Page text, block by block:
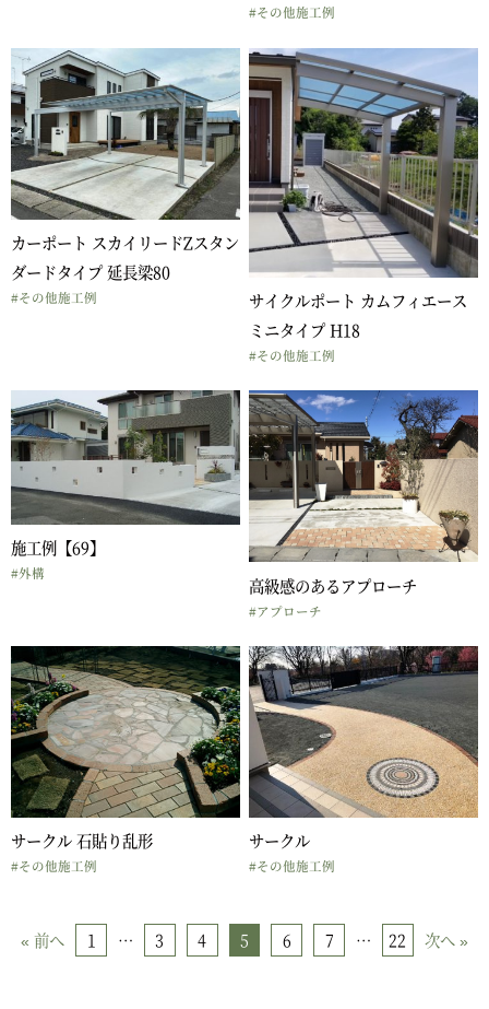
#その他施工例
カーポート スカイリードZスタン
ダードタイプ 延長梁80
#その他施工例
サイクルポート カムフィエース
ミニタイプ H18
#その他施工例
施工例【69】
#外構
高級感のあるアプローチ
#アプローチ
サークル 石貼り乱形
#その他施工例
サークル
#その他施工例
« 前へ 1 … 3 4 5 6 7 … 22 次へ »